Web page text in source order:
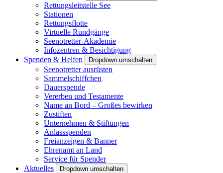
Rettungsleitstelle See
Stationen
Rettungsflotte
Virtuelle Rundgänge
Seenotretter-Akademie
Infozentren & Besichtigung
Spenden & Helfen
Dropdown umschalten
Seenotretter ausrüsten
Sammelschiffchen
Dauerspende
Vererben und Testamente
Name an Bord – Großes bewirken
Zustiften
Unternehmen & Stiftungen
Anlassspenden
Freianzeigen & Banner
Ehrenamt an Land
Service für Spender
Aktuelles
Dropdown umschalten